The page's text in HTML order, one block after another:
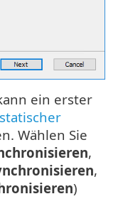
ein erster
Wählen Sie
,
,
)